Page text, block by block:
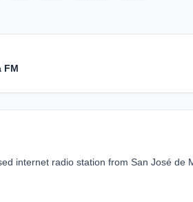
FM
internet radio station from San José de